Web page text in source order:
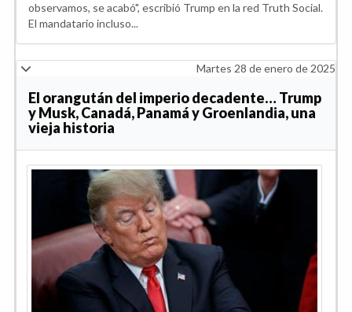
observamos, se acabó", escribió Trump en la red Truth Social.
El mandatario incluso...
Martes 28 de enero de 2025
El orangután del imperio decadente… Trump
y Musk, Canadá, Panamá y Groenlandia, una
vieja historia